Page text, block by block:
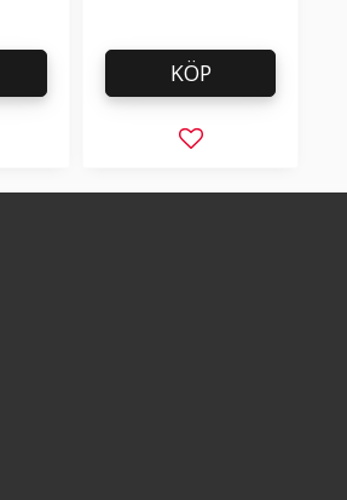
till i favoriter Lägg till i
KÖP